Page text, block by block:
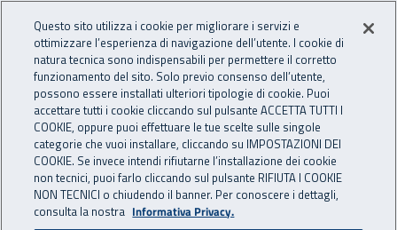
INAIL - Istituto Nazionale
Apri cerca
Navigazione principale
Pagina non disponibile
Il contenuto non è stato trovato. Per continuare la
navigazione è possibile ritornare alla
Questo sito utilizza i cookie per migliorare i servizi e
ottimizzare l’esperienza di navigazione dell’utente. I cookie di
natura tecnica sono indispensabili per permettere il corretto
funzionamento del sito. Solo previo consenso dell’utente,
possono essere installati ulteriori tipologie di cookie. Puoi
accettare tutti i cookie cliccando sul pulsante ACCETTA TUTTI I
COOKIE, oppure puoi effettuare le tue scelte sulle singole
categorie che vuoi installare, cliccando su IMPOSTAZIONI DEI
COOKIE. Se invece intendi rifiutarne l’installazione dei cookie
non tecnici, puoi farlo cliccando sul pulsante RIFIUTA I COOKIE
NON TECNICI o chiudendo il banner. Per conoscere i dettagli,
consulta la nostra Informativa Privacy.